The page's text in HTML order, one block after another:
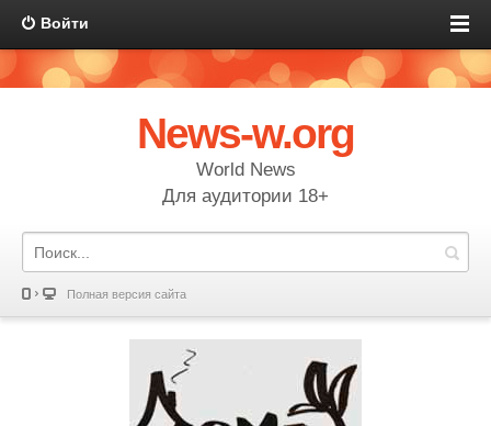
Войти
News-w.org
World News
Для аудитории 18+
Полная версия сайта